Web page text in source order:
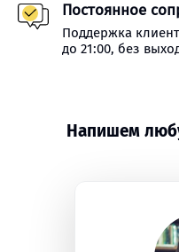
Постоянное
Поддержка
до 21:00, без
Напишем